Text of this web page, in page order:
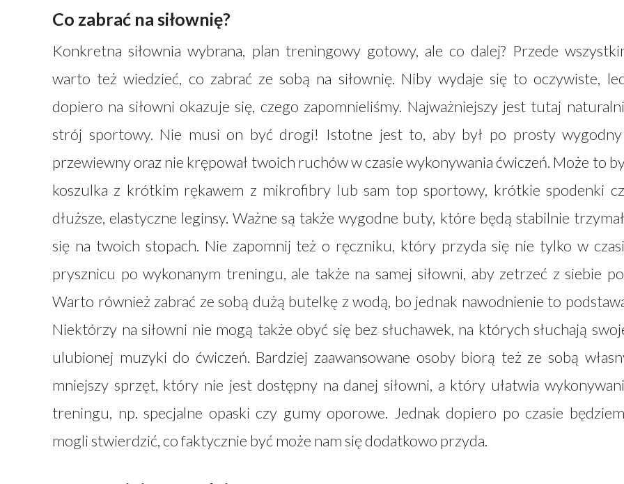
Co zabrać na siłownię?
Konkretna siłownia wybrana, plan treningowy gotowy, ale co dalej? Przede
warto też wiedzieć, co zabrać ze sobą na siłownię. Niby wydaje się to oczywiste,
dopiero na siłowni okazuje się, czego zapomnieliśmy. Najważniejszy jest tutaj
strój sportowy. Nie musi on być drogi! Istotne jest to, aby był po prosty
przewiewny oraz nie krępował twoich ruchów w czasie wykonywania ćwiczeń. Może to
koszulka z krótkim rękawem z mikrofibry lub sam top sportowy, krótkie spodenki
dłuższe, elastyczne leginsy. Ważne są także wygodne buty, które będą stabilnie
się na twoich stopach. Nie zapomnij też o ręczniku, który przyda się nie tylko w
prysznicu po wykonanym treningu, ale także na samej siłowni, aby zetrzeć z siebie
Warto również zabrać ze sobą dużą butelkę z wodą, bo jednak nawodnienie to
Niektórzy na siłowni nie mogą także obyć się bez słuchawek, na których słuchają
ulubionej muzyki do ćwiczeń. Bardziej zaawansowane osoby biorą też ze sobą
mniejszy sprzęt, który nie jest dostępny na danej siłowni, a który ułatwia
treningu, np. specjalne opaski czy gumy oporowe. Jednak dopiero po czasie
mogli stwierdzić, co faktycznie być może nam się dodatkowo przyda.